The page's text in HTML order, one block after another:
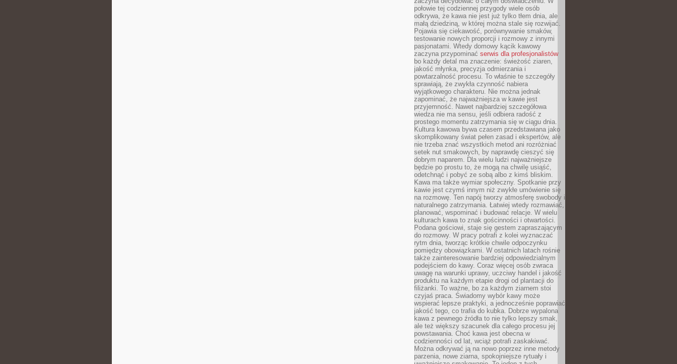
połowie tej codziennej przygody wiele osób
odkrywa, że kawa nie jest już tylko tłem dnia, ale
małą dziedziną, w której można stale się rozwijać.
Pojawia się ciekawość, porównywanie smaków,
testowanie nowych proporcji i rozmowy z innymi
pasjonatami. Wtedy domowy kącik kawowy
zaczyna przypominać serwis dla profesjonalistów
bo każdy detal ma znaczenie: świeżość ziaren,
jakość młynka, precyzja odmierzania i
powtarzalność procesu. To właśnie te szczegóły
sprawiają, że zwykła czynność nabiera
wyjątkowego charakteru. Nie można jednak
zapominać, że najważniejsza w kawie jest
przyjemność. Nawet najbardziej szczegółowa
wiedza nie ma sensu, jeśli odbiera radość z
prostego momentu zatrzymania się w ciągu dnia.
Kultura kawowa bywa czasem przedstawiana jako
skomplikowany świat pełen zasad i ekspertów, ale
nie trzeba znać wszystkich metod ani rozróżniać
setek nut smakowych, by naprawdę cieszyć się
dobrym naparem. Dla wielu ludzi najważniejsze
będzie po prostu to, że mogą na chwilę usiąść,
odetchnąć i pobyć ze sobą albo z kimś bliskim.
Kawa ma także wymiar społeczny. Spotkanie przy
kawie jest czymś innym niż zwykłe umówienie się
na rozmowę. Ten napój tworzy atmosferę swobody i
naturalnego zatrzymania. Łatwiej wtedy rozmawiać,
planować, wspominać i budować relacje. W wielu
kulturach kawa to znak gościnności i otwartości.
Podana gościowi, staje się gestem zapraszającym
do rozmowy. W pracy potrafi z kolei wyznaczać
rytm dnia, tworząc krótkie chwile odpoczynku
pomiędzy obowiązkami. W ostatnich latach rośnie
także zainteresowanie bardziej odpowiedzialnym
podejściem do kawy. Coraz więcej osób zwraca
uwagę na warunki uprawy, uczciwy handel i jakość
produktu na każdym etapie drogi od plantacji do
filiżanki. To ważne, bo za każdym ziarnem stoi
czyjaś praca. Świadomy wybór kawy może
wspierać lepsze praktyki, a jednocześnie poprawiać
jakość tego, co trafia do kubka. Dobrze wypalona
kawa z pewnego źródła to nie tylko lepszy smak,
ale też większy szacunek dla całego procesu jej
powstawania. Choć kawa jest obecna w
codzienności od lat, wciąż potrafi zaskakiwać.
Można odkrywać ją na nowo poprzez inne metody
parzenia, nowe ziarna, spokojniejsze rytuały i